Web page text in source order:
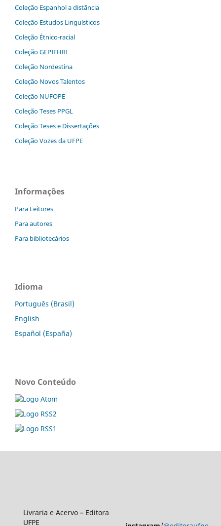
Coleção Espanhol a distˆância
Coleção Estudos Linguísticos
Coleção Étnico-racial
Coleção GEPIFHRI
Coleção Nordestina
Coleção Novos Talentos
Coleção NUFOPE
Coleção Teses PPGL
Coleção Teses e Dissertaç˜ões
Coleção Vozes da UFPE
Informações
Para Leitores
Para autores
Para bibliotecários
Idioma
Português (Brasil)
English
Español (España)
Novo Conteúdo
Livraria e Acervo – Editora
UFPE